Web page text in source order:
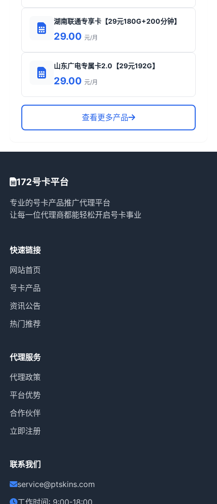
湖南联通专享卡【29元180G+200分钟】
29.00 元/月
山东广电专属卡2.0【29元192G】
29.00 元/月
查看更多产品
172号卡平台
专业的号卡产品推广代理平台
让每一位代理商都能轻松开启号卡事业
快速链接
网站首页
号卡产品
资讯公告
热门推荐
代理服务
代理政策
平台优势
合作伙伴
立即注册
联系我们
service@ptskins.com
工作时间: 9:00-18:00